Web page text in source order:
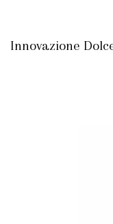
Innovazione